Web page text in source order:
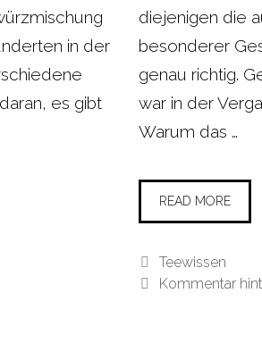
in der
es gibt
diejenigen die
besonderer
genau richtig.
war in der
Warum das …
READ MORE
Kategorien
Teewissen
Kommentar